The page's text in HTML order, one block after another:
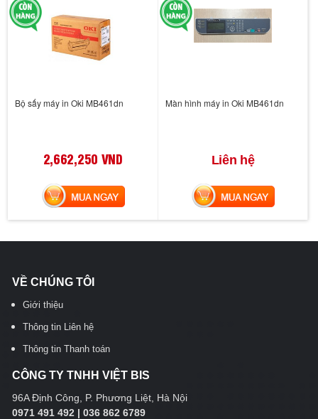
Bộ sấy máy in Oki MB461dn
2,662,250 VND
MUA NGAY
Màn hình máy in Oki MB461dn
Liên hệ
MUA NGAY
VỀ CHÚNG TÔI
Giới thiệu
Thông tin Liên hệ
Thông tin Thanh toán
CÔNG TY TNHH VIỆT BIS
96A Định Công, P. Phương Liệt, Hà Nội
0971 491 492 | 036 862 6789